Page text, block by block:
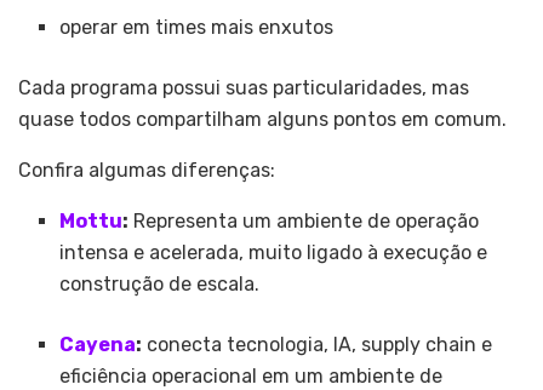
operar em times mais enxutos
Cada programa possui suas particularidades, mas
quase todos compartilham alguns pontos em comum.
Confira algumas diferenças:
Mottu: Representa um ambiente de operação
intensa e acelerada, muito ligado à execução e
construção de escala.
Cayena: conecta tecnologia, IA, supply chain e
eficiência operacional em um ambiente de